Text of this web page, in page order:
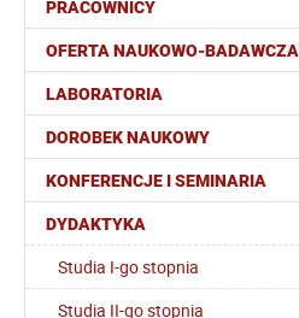
PRACOWNICY
OFERTA NAUKOWO-BADAWCZA
LABORATORIA
DOROBEK NAUKOWY
KONFERENCJE I SEMINARIA
DYDAKTYKA
Studia I-go stopnia
Studia II-go stopnia